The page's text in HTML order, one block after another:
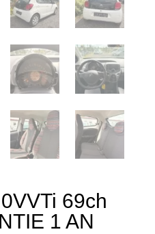
69ch
1 AN